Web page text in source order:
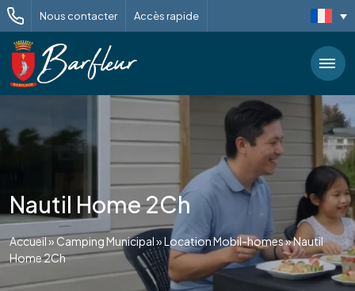
Nous contacter Accès rapide
Nautil Home 2Ch
Accueil»Camping Municipal»Location Mobil-homes»Nautil
Home 2Ch